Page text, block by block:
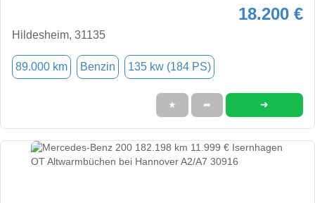
18.200 €
Hildesheim, 31135
89.000 km Benzin 135 kw (184 PS)
★ ➦ ➜